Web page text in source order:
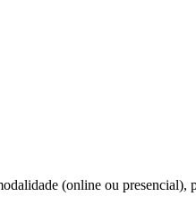
(online ou presencial),